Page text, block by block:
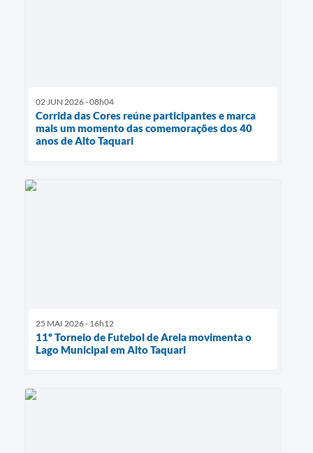
02 JUN 2026 - 08h04
Corrida das Cores reúne participantes e marca
mais um momento das comemorações dos 40
anos de Alto Taquari
25 MAI 2026 - 16h12
11º Torneio de Futebol de Areia movimenta o
Lago Municipal em Alto Taquari